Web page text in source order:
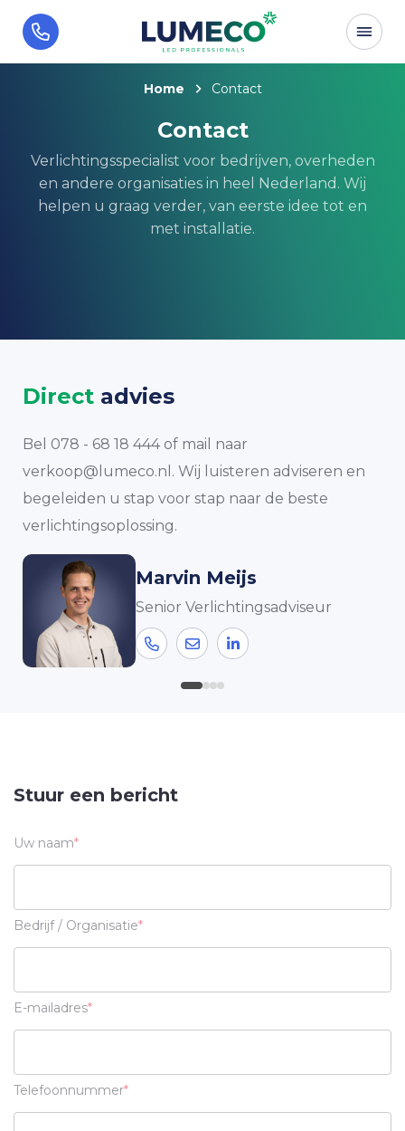
Home Contact
Contact
Verlichtingsspecialist voor bedrijven, overheden
en andere organisaties in heel Nederland. Wij
helpen u graag verder, van eerste idee tot en
met installatie.
Stuur een bericht
Uw naam
Bedrijf / Organisatie
E-mailadres
Telefoonnummer
Direct advies
Bel 078 - 68 18 444 of mail naar
verkoop@lumeco.nl. Wij luisteren adviseren en
begeleiden u stap voor stap naar de beste
verlichtingsoplossing.
Marvin Meijs
Senior Verlichtingsadviseur